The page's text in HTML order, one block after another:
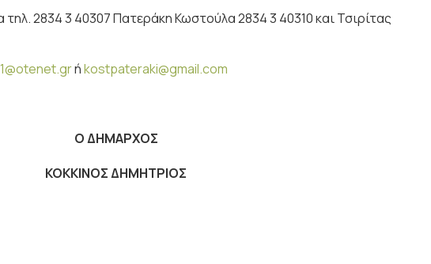
2834 3 40307 Πατεράκη Κωστούλα 2834 3 40310 και Τσιρίτας
ήkostpateraki@gmail.com
Ο ΔΗΜΑΡΧΟΣ
ΚΟΚΚΙΝΟΣ ΔΗΜΗΤΡΙΟΣ